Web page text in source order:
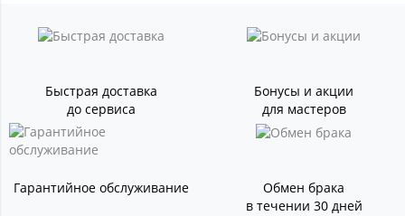
Быстрая доставка
до сервиса
Бонусы и акции
для мастеров
Гарантийное обслуживание
Обмен брака
в течении 30 дней